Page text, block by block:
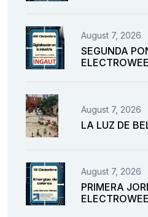
August 7, 2026
SEGUNDA
August 7, 2026
LA LUZ DE
August 7, 2026
PRIMERA